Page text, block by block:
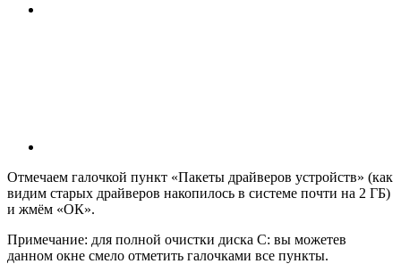
Отмечаем галочкой пункт «Пакеты драйверов устройств» (как
видим старых драйверов накопилось в системе почти на 2 ГБ)
и жмём «ОК».
Примечание: для полной очистки диска C: вы можетев
данном окне смело отметить галочками все пункты.